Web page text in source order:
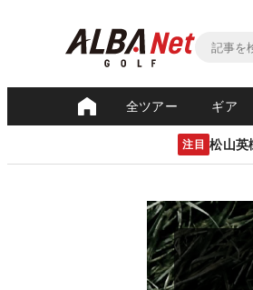
全ツアー ギア
注目 松山